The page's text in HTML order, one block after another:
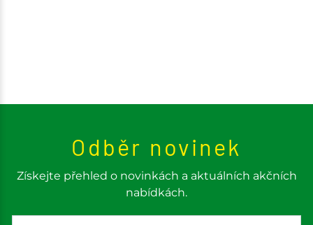
Odběr novinek
Získejte přehled o novinkách a aktuálních akčních
nabídkách.